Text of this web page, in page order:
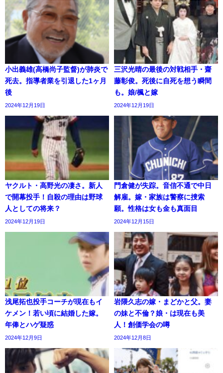
小出義雄(高橋尚子監督)が肺炎で
死去。指導者業を引退した1ヶ月
後
2024年12月19日
三沢光晴の最後の対戦相手・齋
藤彰俊。死後に自死を想う瞬間
も。娘/楓と嫁
2024年12月19日
ヤクルト・高野光の凄さ。新人
で開幕投手！自殺の理由は野球
人としての将来？
2024年12月19日
門倉健が失踪。音信不通で中日
解雇。嫁・家族は警察に捜索
願。性格は女も金も真面目
2024年12月15日
浅尾拓也投手コーチが現在もイ
ケメン！若い頃に結婚した嫁。
年俸とハゲ疑惑
2024年12月9日
岩隈久志の嫁・まどかと父。妻
の妹と不倫？娘・は現在も美
人！創価学会の噂
2024年12月8日